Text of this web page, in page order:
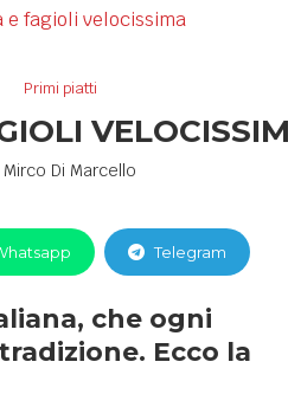
Primi piatti
Mirco Di Marcello
Telegram
che ogni
Ecco la